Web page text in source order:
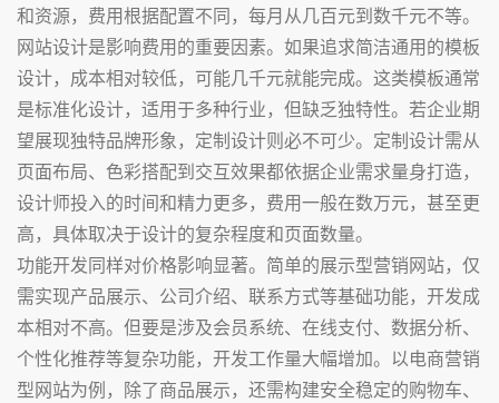
和资源，费用根据配置不同，每月从几百元到数千元不等。
网站设计是影响费用的重要因素。如果追求简洁通用的模板
设计，成本相对较低，可能几千元就能完成。这类模板通常
是标准化设计，适用于多种行业，但缺乏独特性。若企业期
望展现独特品牌形象，定制设计则必不可少。定制设计需从
页面布局、色彩搭配到交互效果都依据企业需求量身打造，
设计师投入的时间和精力更多，费用一般在数万元，甚至更
高，具体取决于设计的复杂程度和页面数量。
功能开发同样对价格影响显著。简单的展示型营销网站，仅
需实现产品展示、公司介绍、联系方式等基础功能，开发成
本相对不高。但要是涉及会员系统、在线支付、数据分析、
个性化推荐等复杂功能，开发工作量大幅增加。以电商营销
型网站为例，除了商品展示，还需构建安全稳定的购物车、